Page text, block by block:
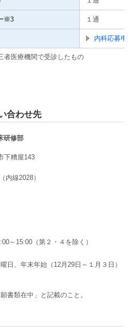
※3 １通
内科応募申
者医療機関で受診したもの
合わせ先
研修部
下糟屋143
（内線2028）
～15:00（第２・４を除く）
日、年末年始（12月29日～１月３日）
書類在中」と記載のこと。